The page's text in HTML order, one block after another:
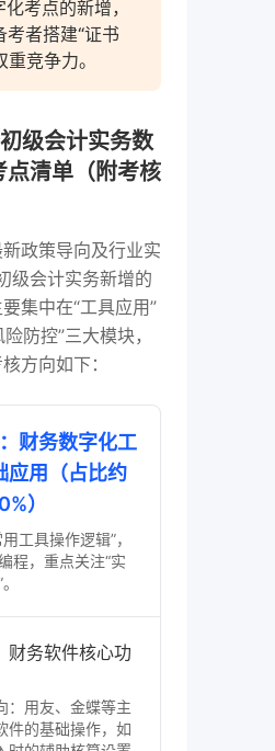
考点的新增，
考者搭建“证书
竞争力。
级会计实务数
点清单（附考核
政策导向及行业实
级会计实务新增的
集中在“工具应用”
防控”三大模块，
方向如下：
财务数字化工
应用（占比约
）
工具操作逻辑”，
程，重点关注“实
财务软件核心功
：用友、金蝶等主
件的基础操作，如